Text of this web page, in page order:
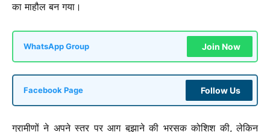
का माहौल बन गया।
WhatsApp Group Join Now
Facebook Page Follow Us
ग्रामीणों ने अपने स्तर पर आग बुझाने की भरसक कोशिश की, लेकिन